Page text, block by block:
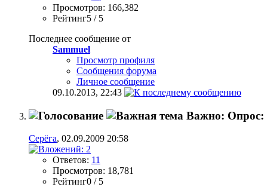
Просмотров: 166,382
Рейтинг5 / 5
Последнее сообщение от
Sammuel
Просмотр профиля
Сообщения форума
Личное сообщение
09.10.2013, 22:43
Важно: Опрос:
Серёга, 02.09.2009 20:58
Ответов: 11
Просмотров: 18,781
Рейтинг0 / 5